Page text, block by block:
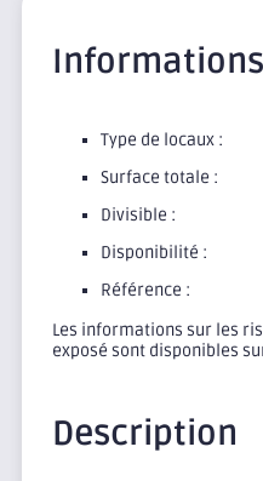
Informations
Type de locaux :
Surface totale :
Divisible :
Disponibilité :
Référence :
Les informations sur les
exposé sont disponibles
Description